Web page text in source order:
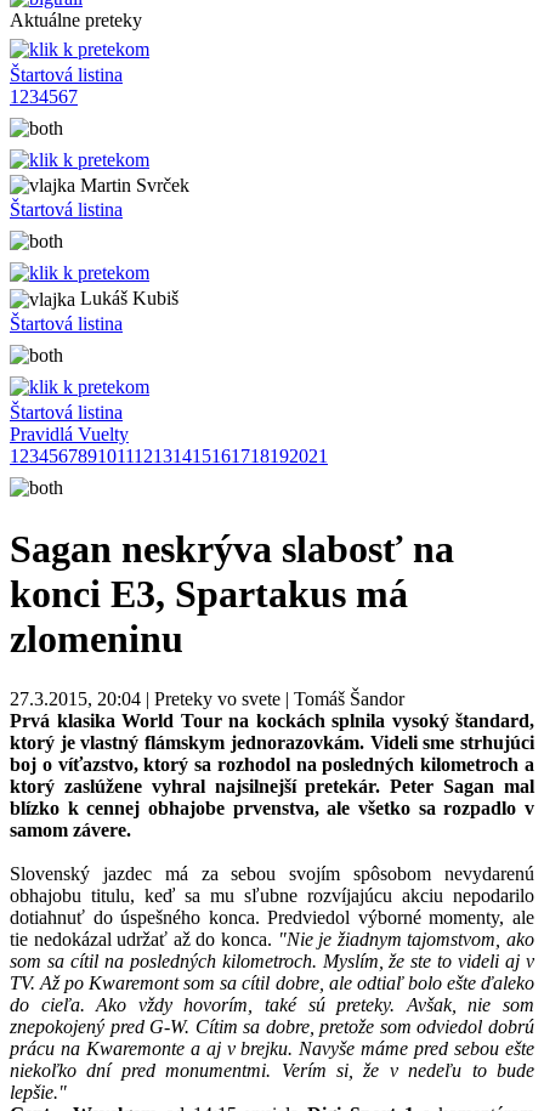
Aktuálne preteky
Štartová listina
1 234567
Martin Svrček
Štartová listina
Lukáš Kubiš
Štartová listina
Štartová listina
Pravidlá Vuelty
1 23456789101112131415161718192021
Sagan neskrýva slabosť na
konci E3, Spartakus má
zlomeninu
27.3.2015, 20:04 | Preteky vo svete | Tomáš Šandor
Prvá klasika World Tour na kockách splnila vysoký štandard,
ktorý je vlastný flámskym jednorazovkám. Videli sme strhujúci
boj o víťazstvo, ktorý sa rozhodol na posledných kilometroch a
ktorý zaslúžene vyhral najsilnejší pretekár. Peter Sagan mal
blízko k cennej obhajobe prvenstva, ale všetko sa rozpadlo v
samom závere.
Slovenský jazdec má za sebou svojím spôsobom nevydarenú
obhajobu titulu, keď sa mu sľubne rozvíjajúcu akciu nepodarilo
dotiahnuť do úspešného konca. Predviedol výborné momenty, ale
tie nedokázal udržať až do konca. "Nie je žiadnym tajomstvom, ako
som sa cítil na posledných kilometroch. Myslím, že ste to videli aj v
TV. Až po Kwaremont som sa cítil dobre, ale odtiaľ bolo ešte ďaleko
do cieľa. Ako vždy hovorím, také sú preteky. Avšak, nie som
znepokojený pred G-W. Cítim sa dobre, pretože som odviedol dobrú
prácu na Kwaremonte a aj v brejku. Navyše máme pred sebou ešte
niekoľko dní pred monumentmi. Verím si, že v nedeľu to bude
lepšie."